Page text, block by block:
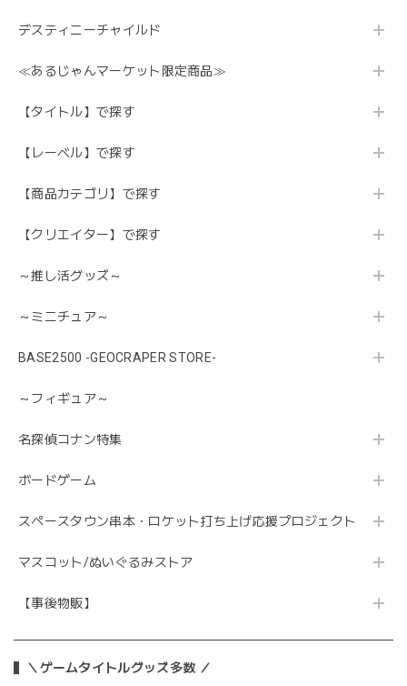
デスティニーチャイルド
≪あるじゃんマーケット限定商品≫
【タイトル】で探す
【レーベル】で探す
【商品カテゴリ】で探す
【クリエイター】で探す
～推し活グッズ～
～ミニチュア～
BASE2500 -GEOCRAPER STORE-
～フィギュア～
名探偵コナン特集
ボードゲーム
スペースタウン串本・ロケット打ち上げ応援プロジェクト
マスコット/ぬいぐるみストア
【事後物販】
＼ゲームタイトルグッズ多数 ／